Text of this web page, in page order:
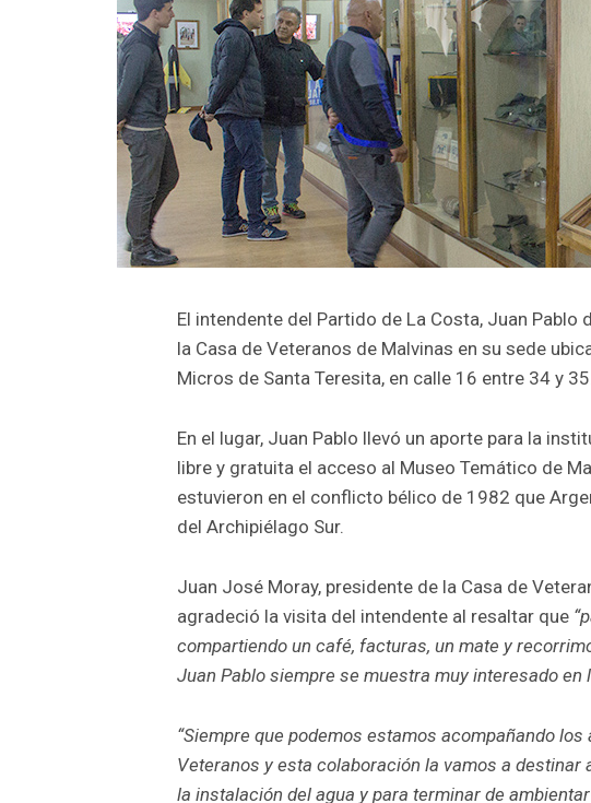
El intendente del Partido de La Costa, Juan
la Casa de Veteranos de Malvinas en su sede
Micros de Santa Teresita, en calle 16 entre 34 y 35.
En el lugar, Juan Pablo llevó un aporte para la
libre y gratuita el acceso al Museo Temático de
estuvieron en el conflicto bélico de 1982 que
del Archipiélago Sur.
Juan José Moray, presidente de la Casa de
agradeció la visita del intendente al resaltar que
compartiendo un café, facturas, un mate y
Juan Pablo siempre se muestra muy interesado en
“Siempre que podemos estamos acompañando
Veteranos y esta colaboración la vamos a
la instalación del agua y para terminar de